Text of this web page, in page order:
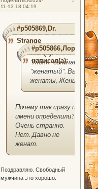
11-13 18:04:19
#p505869,Dr.
Strange
написал(а):
#p505866,Лориэль
написал(а):
"Женя" означает
"женатый". Вы
женаты, Жень?
Почему так сразу по
имени определили?)
Очень странно.
Нет. Давно не
женат.
Поздравляю. Свободный
мужчина это хорошо.